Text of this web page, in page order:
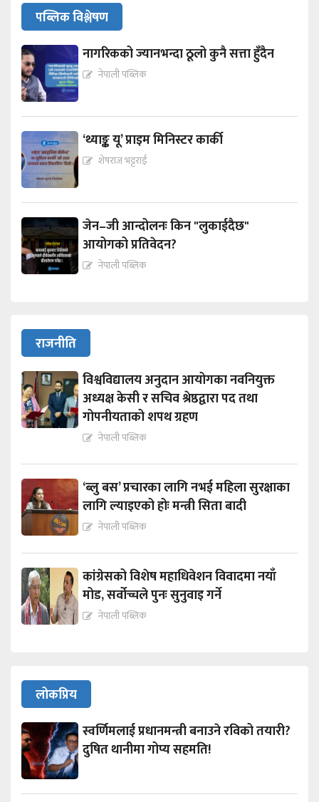
पब्लिक विश्लेषण
नागरिकको ज्यानभन्दा ठूलो कुनै सत्ता हुँदैन
नेपाली पब्लिक
‘थ्याङ्क यू’ प्राइम मिनिस्टर कार्की
शेषराज भट्टराई
जेन–जी आन्दोलनः किन "लुकाईदैछ"
आयोगको प्रतिवेदन?
नेपाली पब्लिक
राजनीति
विश्वविद्यालय अनुदान आयोगका नवनियुक्त
अध्यक्ष केसी र सचिव श्रेष्ठद्वारा पद तथा
गोपनीयताको शपथ ग्रहण
नेपाली पब्लिक
‘ब्लु बस’ प्रचारका लागि नभई महिला सुरक्षाका
लागि ल्याइएको होः मन्त्री सिता बादी
नेपाली पब्लिक
कांग्रेसको विशेष महाधिवेशन विवादमा नयाँ
मोड, सर्वोच्चले पुनः सुनुवाइ गर्ने
नेपाली पब्लिक
लोकप्रिय
स्वर्णिमलाई प्रधानमन्त्री बनाउने रविको तयारी?
दुषित थानीमा गोप्य सहमति!